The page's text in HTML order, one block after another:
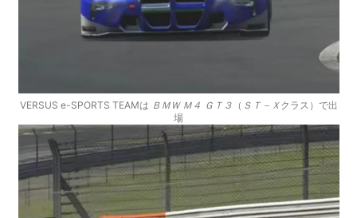
VERSUS e-SPORTS TEAMは ＢＭＷ Ｍ４ ＧＴ３ （ ＳＴ－Ｘクラス）で出
場